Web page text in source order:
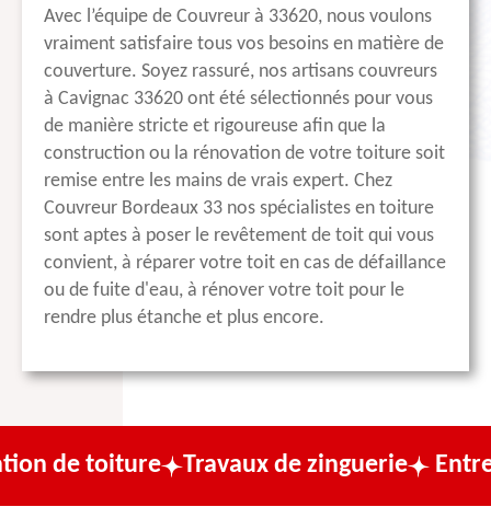
Avec l’équipe de Couvreur à 33620, nous voulons
vraiment satisfaire tous vos besoins en matière de
couverture. Soyez rassuré, nos artisans couvreurs
à Cavignac 33620 ont été sélectionnés pour vous
de manière stricte et rigoureuse afin que la
construction ou la rénovation de votre toiture soit
remise entre les mains de vrais expert. Chez
Couvreur Bordeaux 33 nos spécialistes en toiture
sont aptes à poser le revêtement de toit qui vous
convient, à réparer votre toit en cas de défaillance
ou de fuite d'eau, à rénover votre toit pour le
rendre plus étanche et plus encore.
Travaux de zinguerie Entreprise de